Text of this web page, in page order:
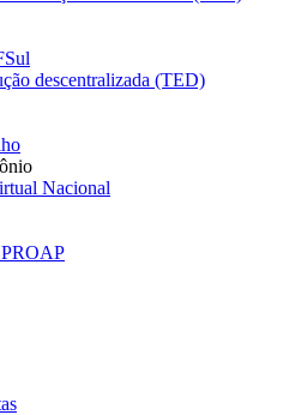
descentralizada (TED)
Nacional